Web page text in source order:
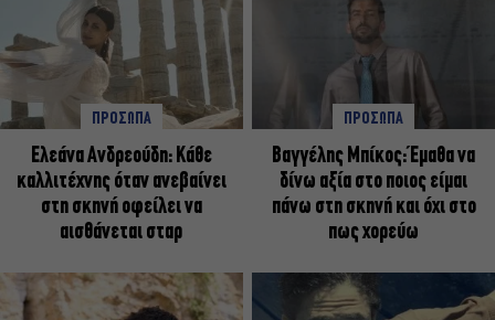
ΠΡΟΣΩΠΑ
Ελεάνα Ανδρεούδη: Κάθε
καλλιτέχνης όταν ανεβαίνει
στη σκηνή οφείλει να
αισθάνεται σταρ
ΠΡΟΣΩΠΑ
Βαγγέλης Μπίκος: Έμαθα να
δίνω αξία στο ποιος είμαι
πάνω στη σκηνή και όχι στο
πως χορεύω